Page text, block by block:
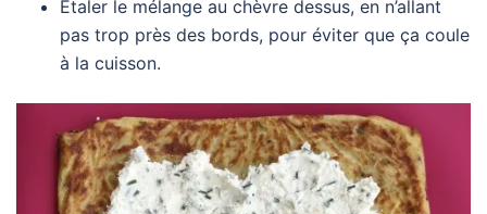
Etaler le mélange au chèvre dessus, en n’allant
pas trop près des bords, pour éviter que ça coule
à la cuisson.